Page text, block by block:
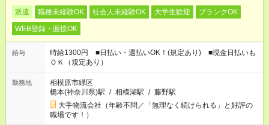
派遣 職種未経験OK 社会人未経験OK 大学生歓迎
ブランクOK
WEB登録・面接OK
給与
時給1300円 ■日払い・週払いOK！(規定あり) ■現金日払いも
ＯＫ（規定あり）
勤務地
相模原市緑区
橋本(神奈川県)駅 / 相模湖駅 / 藤野駅
大手物流会社（年齢不問／「無理なく続けられる」と好評の
職場です！）